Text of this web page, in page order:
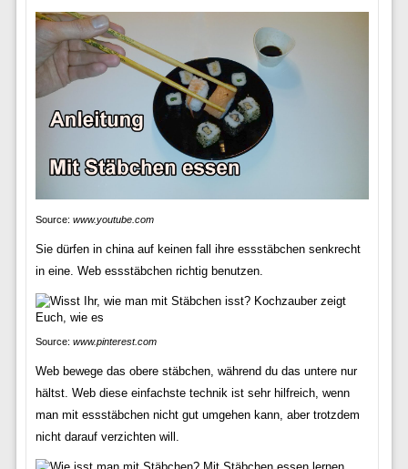
Source: www.youtube.com
Sie dürfen in china auf keinen fall ihre essstäbchen senkrecht
in eine. Web essstäbchen richtig benutzen.
Source: www.pinterest.com
Web bewege das obere stäbchen, während du das untere nur
hältst. Web diese einfachste technik ist sehr hilfreich, wenn
man mit essstäbchen nicht gut umgehen kann, aber trotzdem
nicht darauf verzichten will.